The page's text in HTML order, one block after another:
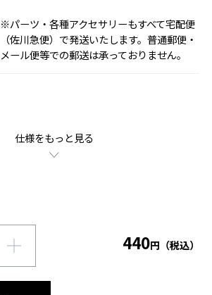
※パーツ・各種アクセサリーもすべて宅配便
（佐川急便）で発送いたします。普通郵便・
メール便等での郵送は承っておりません。
仕様をもっと見る
440円（税込）